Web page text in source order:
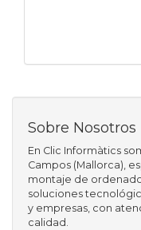
Sobre Nosotros
En Clic Informàtics
Campos (Mallorca),
montaje de
soluciones
y empresas, con
calidad.